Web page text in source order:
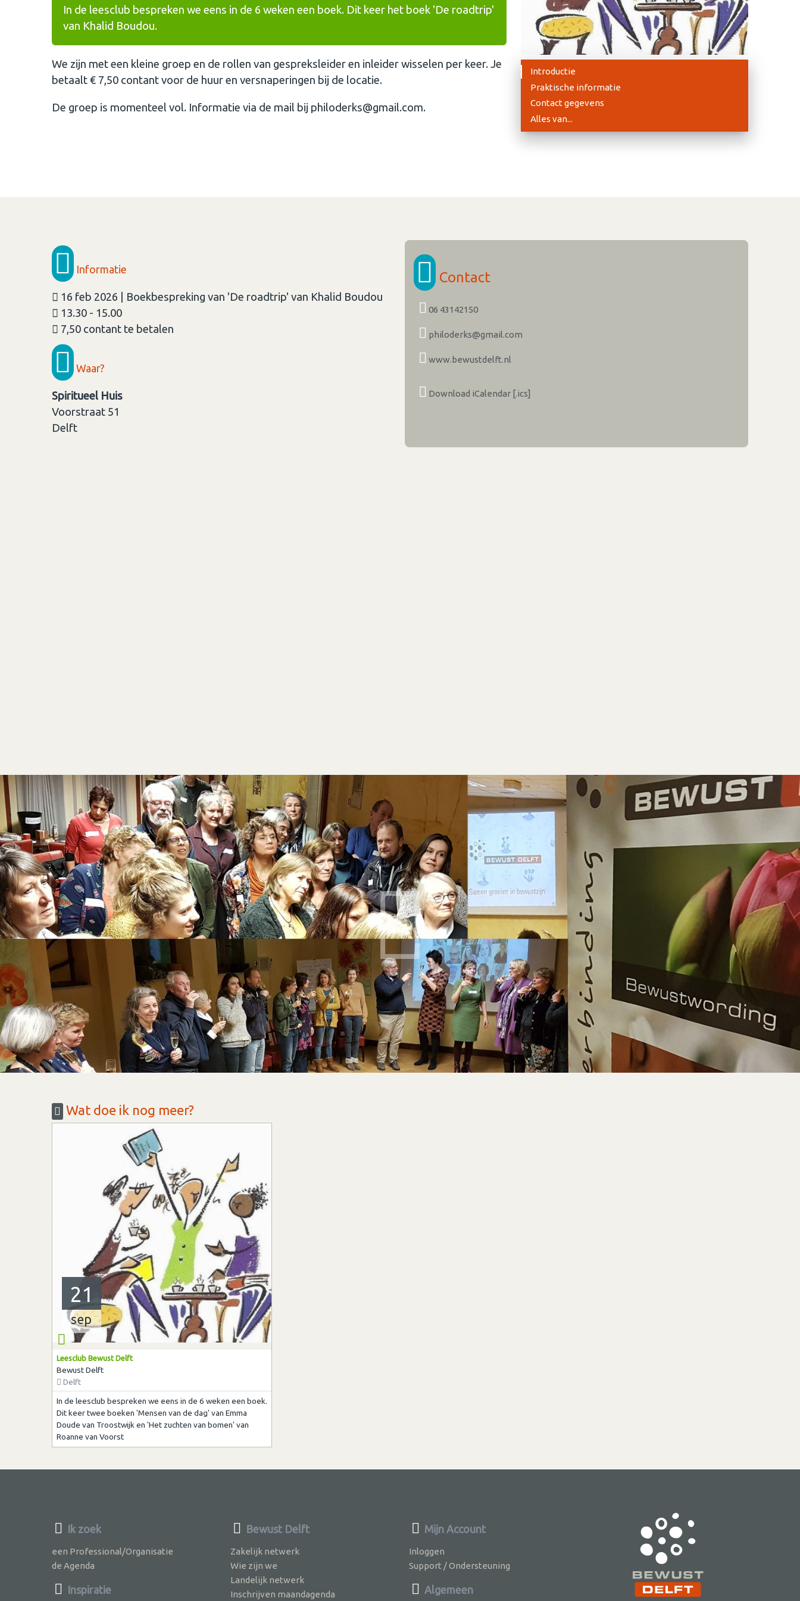
In de leesclub bespreken we eens in de 6 weken een boek. Dit keer het boek 'De roadtrip'
van Khalid Boudou.
We zijn met een kleine groep en de rollen van gespreksleider en inleider wisselen per keer. Je
betaalt € 7,50 contant voor de huur en versnaperingen bij de locatie.
De groep is momenteel vol. Informatie via de mail bij philoderks@gmail.com.
Introductie
Praktische informatie
Contact gegevens
Alles van...
Informatie
16 feb 2026 | Boekbespreking van 'De roadtrip' van Khalid Boudou
13.30 - 15.00
7,50 contant te betalen
Waar?
Spiritueel Huis
Voorstraat 51
Delft
Contact
06 43142150
philoderks@gmail.com
www.bewustdelft.nl
Download iCalendar [.ics]
Wat doe ik nog meer?
21
sep
Leesclub Bewust Delft
Bewust Delft
Delft
In de leesclub bespreken we eens in de 6 weken een boek.
Dit keer twee boeken 'Mensen van de dag' van Emma
Doude van Troostwijk en 'Het zuchten van bomen' van
Roanne van Voorst
Ik zoek
een Professional/Organisatie
de Agenda
Inspiratie
Bewust Delft
Zakelijk netwerk
Wie zijn we
Landelijk netwerk
Inschrijven maandagenda
Mijn Account
Inloggen
Support / Ondersteuning
Algemeen